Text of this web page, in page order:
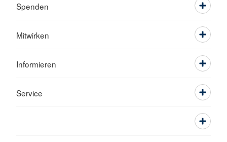
Spenden
Mitwirken
Informieren
Service